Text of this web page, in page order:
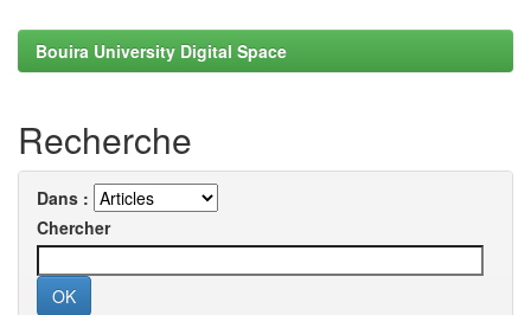
Bouira University Digital Space
Recherche
Dans :
Chercher